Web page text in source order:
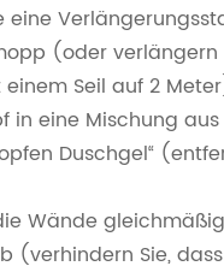
eine
(oder verlängern
Seil auf 2
in eine Mischung aus
Duschgel“
Wände
(verhindern Sie,